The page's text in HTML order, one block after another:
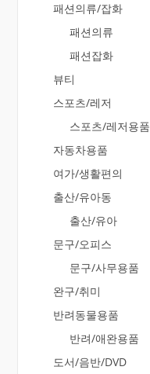
패션의류/잡화
패션의류
패션잡화
뷰티
스포츠/레저
스포츠/레저용품
자동차용품
여가/생활편의
출산/유아동
출산/유아
문구/오피스
문구/사무용품
완구/취미
반려동물용품
반려/애완용품
도서/음반/DVD